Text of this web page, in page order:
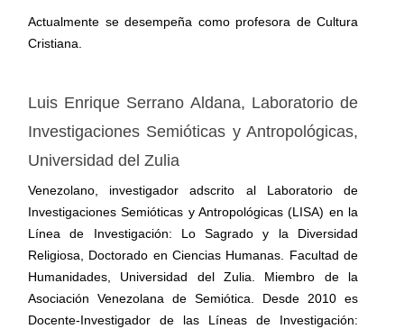
Actualmente se desempeña como profesora de Cultura
Cristiana.
Luis Enrique Serrano Aldana, Laboratorio de
Investigaciones Semióticas y Antropológicas,
Universidad del Zulia
Venezolano, investigador adscrito al Laboratorio de
Investigaciones Semióticas y Antropológicas (LISA) en la
Línea de Investigación: Lo Sagrado y la Diversidad
Religiosa, Doctorado en Ciencias Humanas. Facultad de
Humanidades, Universidad del Zulia. Miembro de la
Asociación Venezolana de Semiótica. Desde 2010 es
Docente-Investigador de las Líneas de Investigación: